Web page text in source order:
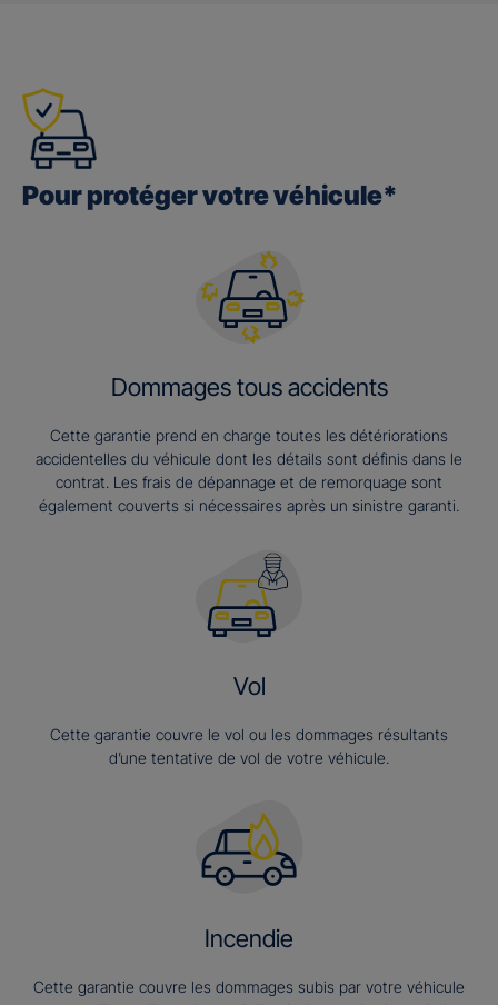
Pour protéger votre véhicule*
Dommages tous accidents
Cette garantie prend en charge toutes les détériorations
accidentelles du véhicule dont les détails sont définis dans le
contrat. Les frais de dépannage et de remorquage sont
également couverts si nécessaires après un sinistre garanti.
Vol
Cette garantie couvre le vol ou les dommages résultants
d’une tentative de vol de votre véhicule.
Incendie
Cette garantie couvre les dommages subis par votre véhicule